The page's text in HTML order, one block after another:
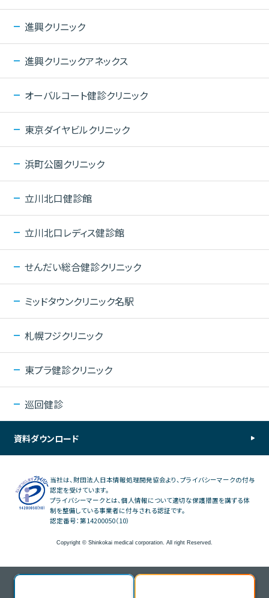
進興クリニック
進興クリニックアネックス
オーバルコート健診クリニック
東京ダイヤビルクリニック
浜町公園クリニック
立川北口健診館
立川北口レディス健診館
せんだい総合健診クリニック
ミッドタウンクリニック名駅
札幌フジクリニック
東プラ健診クリニック
巡回健診
資料ダウンロード
当社は、財団法人日本情報処理開発協会より、プライバシーマークの付与
認定を受けています。
プライバシーマークとは、個人情報について適切な保護措置を講ずる体
制を整備している事業者に付与される認証です。
認定番号：第14200050（10）
Copyright © Shinkokai medical corporation. All right Reserved.